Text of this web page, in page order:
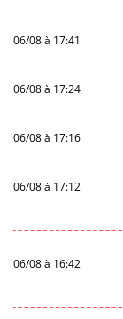
06/08 à 17:41
06/08 à 17:24
06/08 à 17:16
06/08 à 17:12
06/08 à 16:42